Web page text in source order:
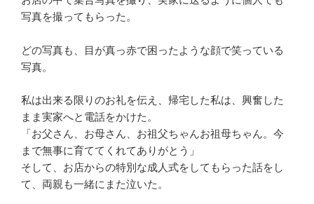
写真を撮ってもらった。
どの写真も、目が真っ赤で困ったような顔で笑っている
写真。
私は出来る限りのお礼を伝え、帰宅した私は、興奮した
まま実家へと電話をかけた。
「お父さん、お母さん、お祖父ちゃんお祖母ちゃん。今
まで無事に育ててくれてありがとう」
そして、お店からの特別な成人式をしてもらった話をし
て、両親も一緒にまた泣いた。